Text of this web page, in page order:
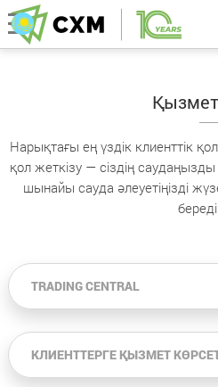
Нарықтағы ең үздік клиенттік
қол жеткізу — сіздің саудаңызды
шынайы сауда әлеуетіңізді
TRADING CENTRAL
КЛИЕНТТЕРГЕ ҚЫЗМЕТ